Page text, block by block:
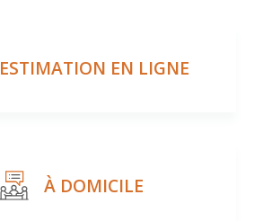
ESTIMATION EN LIGNE
À DOMICILE